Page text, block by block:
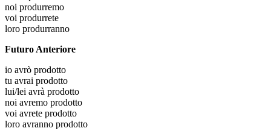
noi produrremo
voi produrrete
loro produrranno
Futuro Anteriore
io avrò prodotto
tu avrai prodotto
lui/lei avrà prodotto
noi avremo prodotto
voi avrete prodotto
loro avranno prodotto